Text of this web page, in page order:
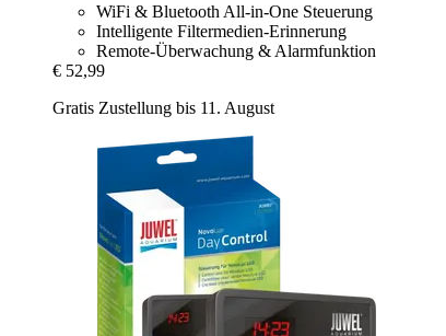
WiFi & Bluetooth All-in-One Steuerung
Intelligente Filtermedien-Erinnerung
Remote-Überwachung & Alarmfunktion
€ 52,99
Gratis Zustellung bis 11. August